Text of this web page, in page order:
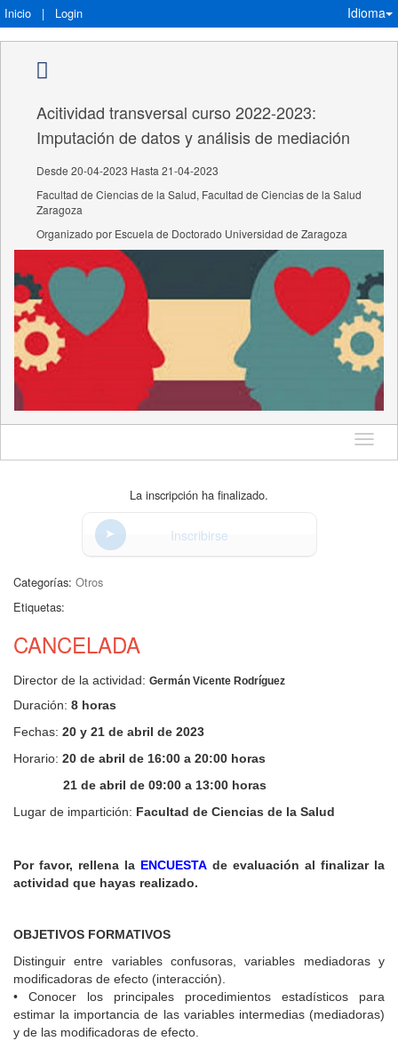
Inicio | Login Idioma
Acitividad transversal curso 2022-2023:
Imputación de datos y análisis de mediación
Desde 20-04-2023 Hasta 21-04-2023
Facultad de Ciencias de la Salud, Facultad de Ciencias de la Salud
Zaragoza
Organizado por Escuela de Doctorado Universidad de Zaragoza
Idioma
La inscripción ha finalizado.
Inscribirse
Categorías: Otros
Etiquetas:
CANCELADA
Director de la actividad: Germán Vicente Rodríguez
Duración: 8 horas
Fechas: 20 y 21 de abril de 2023
Horario: 20 de abril de 16:00 a 20:00 horas
21 de abril de 09:00 a 13:00 horas
Lugar de impartición: Facultad de Ciencias de la Salud
Por favor, rellena la ENCUESTAde evaluación al finalizar la
actividad que hayas realizado.
OBJETIVOS FORMATIVOS
Distinguir entre variables confusoras, variables mediadoras y
modificadoras de efecto (interacción).
• Conocer los principales procedimientos estadísticos para
estimar la importancia de las variables intermedias (mediadoras)
y de las modificadoras de efecto.